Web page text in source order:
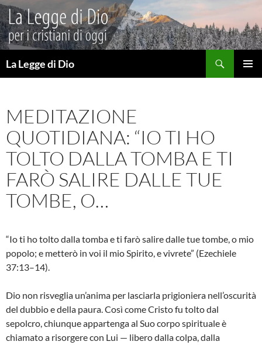
Vai
al
contenuto
La Legge di Dio
MEDITAZIONE
QUOTIDIANA: “IO TI HO
TOLTO DALLA TOMBA E TI
FARÒ SALIRE DALLE TUE
TOMBE, O…
“Io ti ho tolto dalla tomba e ti farò salire dalle tue tombe, o mio
popolo; e metterò in voi il mio Spirito, e vivrete” (Ezechiele
37:13–14).
Dio non risveglia un’anima per lasciarla prigioniera nell’oscurità
del dubbio e della paura. Così come Cristo fu tolto dal
sepolcro, chiunque appartenga al Suo corpo spirituale è
chiamato a risorgere con Lui — libero dalla colpa, dalla